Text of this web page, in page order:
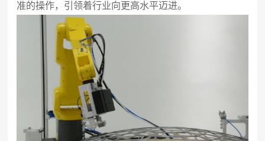
准的操作，引领着行业向更高水平迈进。